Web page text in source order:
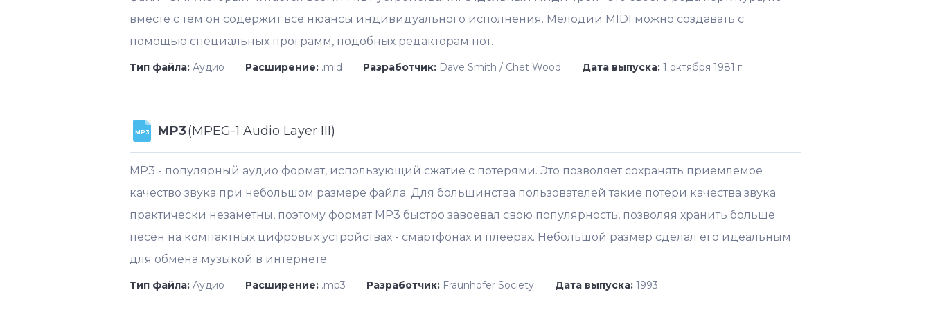
вместе с тем он содержит все нюансы индивидуального исполнения. Мелодии MIDI можно создавать с
помощью специальных программ, подобных редакторам нот.
Тип файла: Аудио Расширение: .mid Разработчик: Dave Smith / Chet Wood Дата выпуска: 1 октября 1981 г.
MP3 MP3(MPEG-1 Audio Layer III)
MP3 - популярный аудио формат, использующий сжатие с потерями. Это позволяет сохранять приемлемое
качество звука при небольшом размере файла. Для большинства пользователей такие потери качества звука
практически незаметны, поэтому формат MP3 быстро завоевал свою популярность, позволяя хранить больше
песен на компактных цифровых устройствах - смартфонах и плеерах. Небольшой размер сделал его идеальным
для обмена музыкой в интернете.
Тип файла: Аудио Расширение: .mp3 Разработчик: Fraunhofer Society Дата выпуска: 1993